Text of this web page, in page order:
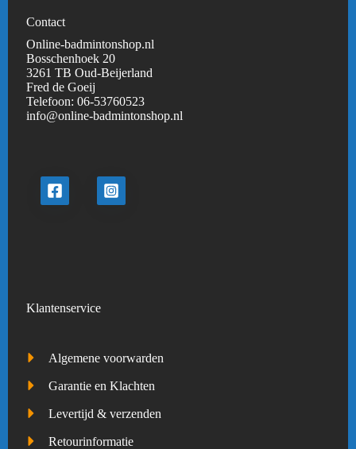
Contact
Online-badmintonshop.nl
Bosschenhoek 20
3261 TB Oud-Beijerland
Fred de Goeij
Telefoon:06-53760523
info@online-badmintonshop.nl
Klantenservice
Algemene voorwarden
Garantie en Klachten
Levertijd & verzenden
Retourinformatie